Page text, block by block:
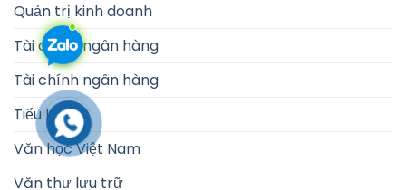
Quản trị kinh doanh
Tài chính ngân hàng
Tài chính ngân hàng
Tiểu luận
Văn học Việt Nam
Văn thư lưu trữ